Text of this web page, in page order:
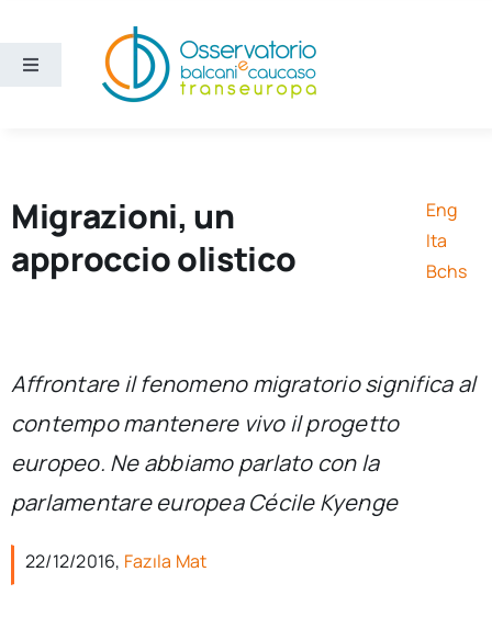
contenuto
Toggle
Ricerca e divulgazione
Chi siamo
Cerca
per:
Newsletter
Migrazioni, un
approccio olistico
Eng
Ita
Bchs
Affrontare il fenomeno migratorio significa al
contempo mantenere vivo il progetto
europeo. Ne abbiamo parlato con la
parlamentare europea Cécile Kyenge
22/12/2016, Fazıla Mat